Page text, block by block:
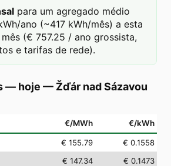
para um agregado médio
ano (~417 kWh/mês) a esta
(€ 757.25 / ano grossista,
e tarifas de rede).
— hoje — Žďár nad Sázavou
€/MWh €/kWh
€ 155.79
€ 0.1558
€ 147.34
€ 0.1473